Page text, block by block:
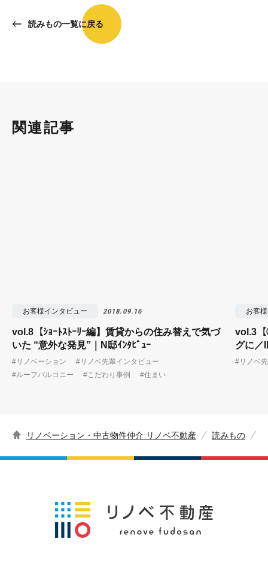
読みもの一覧に戻る
関連記事
お客様インタビュー 2018.09.16
vol.8【ｼｮｰﾄｽﾄｰﾘｰ編】賃貸からの住み替えで気づ
いた “意外な発見”｜N邸ｲﾝﾀﾋﾞｭｰ
#リノベーション
#リノベ先輩インタビュー
#ルーフバルコニー
#こだわり事例 #住まい
お客
vol.3【
グに／I
#リノベ
リノベーション・中古物件仲介 リノベ不動産 読みもの